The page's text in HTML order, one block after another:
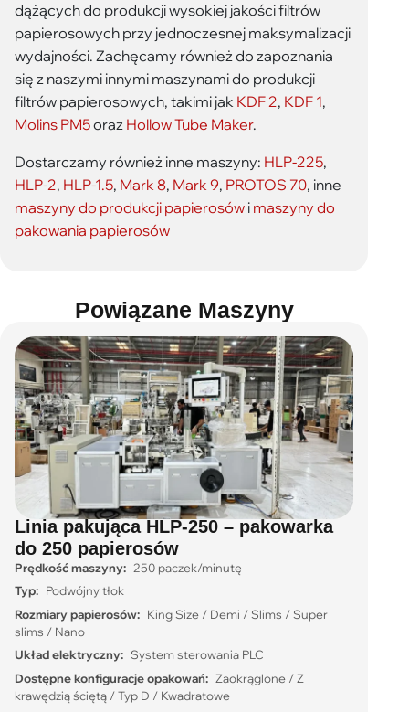
dążących do produkcji wysokiej jakości filtrów
papierosowych przy jednoczesnej maksymalizacji
wydajności. Zachęcamy również do zapoznania
się z naszymi innymi maszynami do produkcji
filtrów papierosowych, takimi jak KDF 2, KDF 1,
Molins PM5oraz Hollow Tube Maker.
Dostarczamy również inne maszyny: HLP-225,
HLP-2, HLP-1.5, Mark 8, Mark 9, PROTOS 70, inne
maszyny do produkcji papierosów i maszyny do
pakowania papierosów
Powiązane Maszyny
Linia pakująca HLP-250 – pakowarka
do 250 papierosów
Prędkość maszyny: 250 paczek/minutę
Typ: Podwójny tłok
Rozmiary papierosów: King Size / Demi / Slims / Super
slims / Nano
Układ elektryczny: System sterowania PLC
Dostępne konfiguracje opakowań: Zaokrąglone / Z
krawędzią ściętą / Typ D / Kwadratowe